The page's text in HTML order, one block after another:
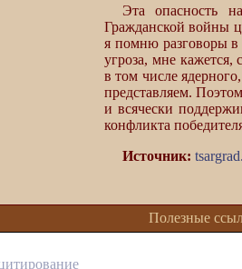
Эта опасность
Гражданской войны
я помню разговоры в
угроза, мне
в том числе
представляем.
и всячески
конфликта
Источник:
Полезные